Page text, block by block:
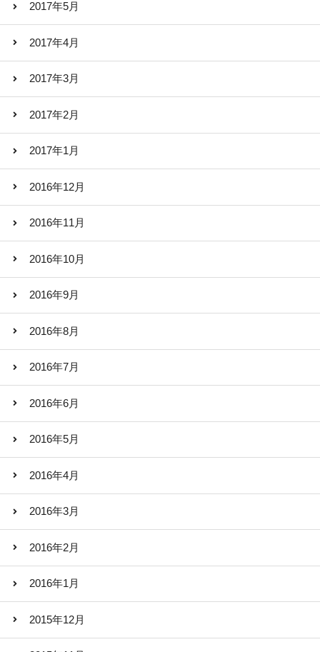
2017年5月
2017年4月
2017年3月
2017年2月
2017年1月
2016年12月
2016年11月
2016年10月
2016年9月
2016年8月
2016年7月
2016年6月
2016年5月
2016年4月
2016年3月
2016年2月
2016年1月
2015年12月